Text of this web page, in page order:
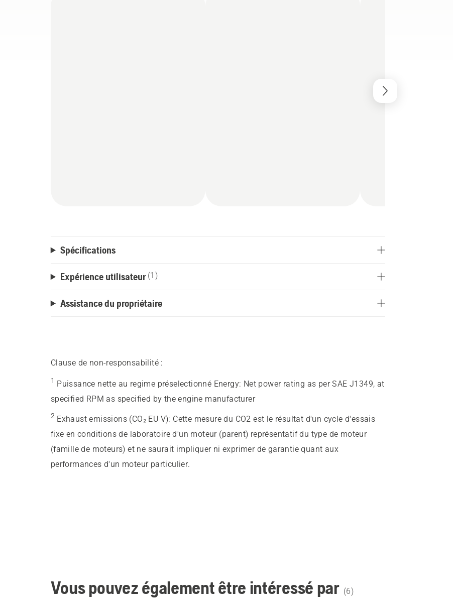
Spécifications
Expérience utilisateur (1)
Assistance du propriétaire
Clause de non-responsabilité :
1 Puissance nette au regime préselectionné Energy: Net power rating as per SAE J1349, at
specified RPM as specified by the engine manufacturer
2 Exhaust emissions (CO₂ EU V): Cette mesure du CO2 est le résultat d'un cycle d'essais
fixe en conditions de laboratoire d'un moteur (parent) représentatif du type de moteur
(famille de moteurs) et ne saurait impliquer ni exprimer de garantie quant aux
performances d'un moteur particulier.
Vous pouvez également être intéressé par (6)